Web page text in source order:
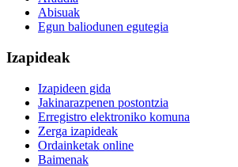
Abisuak
Egun baliodunen egutegia
Izapideak
Izapideen gida
Jakinarazpenen postontzia
Erregistro elektroniko komuna
Zerga izapideak
Ordainketak online
Baimenak